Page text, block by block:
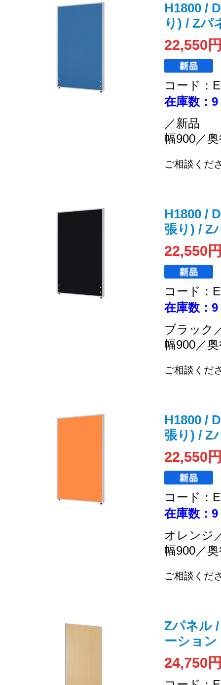
H1800 /
り) / Zパ
22,550
コード：
在庫数：9
／新品
幅900／
ご相談くだ
H1800 /
張り) / Z
22,550
コード：
在庫数：9
ブラック
幅900／
ご相談くだ
H1800 /
張り) / Z
22,550
コード：
在庫数：9
オレンジ
幅900／
ご相談くだ
Zパネル
ーション
24,750